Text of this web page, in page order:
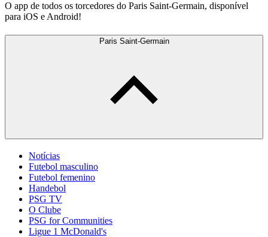
O app de todos os torcedores do Paris Saint-Germain, disponível
para iOS e Android!
Paris Saint-Germain
Notícias
Futebol masculino
Futebol femenino
Handebol
PSG TV
O Clube
PSG for Communities
Ligue 1 McDonald's